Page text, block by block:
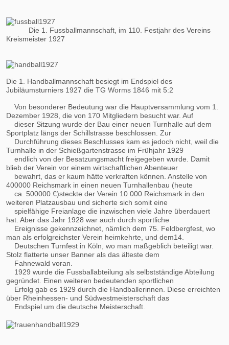
Die 1. Fussballmannschaft, im 110. Festjahr des Vereins
Kreismeister 1927
Die 1. Handballmannschaft besiegt im Endspiel des
Jubiläumsturniers 1927 die TG Worms 1846 mit 5:2
Von besonderer Bedeutung war die Hauptversammlung vom 1.
Dezember 1928, die von 170 Mitgliedern besucht war. Auf
dieser Sitzung wurde der Bau einer neuen Turnhalle auf dem
Sportplatz längs der Schillstrasse beschlossen. Zur
Durchführung dieses Beschlusses kam es jedoch nicht, weil die
Turnhalle in der Schießgartenstrasse im Frühjahr 1929
endlich von der Besatzungsmacht freigegeben wurde. Damit
blieb der Verein vor einem wirtschaftlichen Abenteuer
bewahrt, das er kaum hätte verkraften können. Anstelle von
400000 Reichsmark in einen neuen Turnhallenbau (heute
ca. 500000 €)steckte der Verein 10 000 Reichsmark in den
weiteren Platzausbau und sicherte sich somit eine
spielfähige Freianlage die inzwischen viele Jahre überdauert
hat. Aber das Jahr 1928 war auch durch sportliche
Ereignisse gekennzeichnet, nämlich dem 75. Feldbergfest, wo
man als erfolgreichster Verein heimkehrte, und dem14.
Deutschen Turnfest in Köln, wo man maßgeblich beteiligt war.
Stolz flatterte unser Banner als das älteste dem
Fahnewald voran.
1929 wurde die Fussballabteilung als selbstständige Abteilung
gegründet. Einen weiteren bedeutenden sportlichen
Erfolg gab es 1929 durch die Handballerinnen. Diese erreichten
über Rheinhessen- und Südwestmeisterschaft das
Endspiel um die deutsche Meisterschaft.